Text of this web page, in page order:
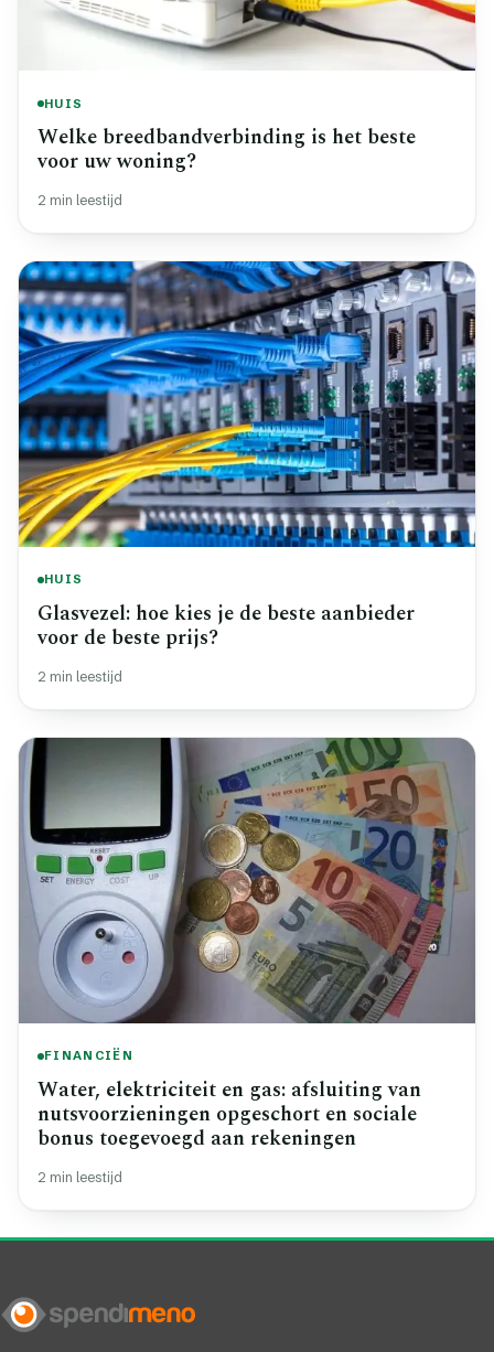
HUIS
Welke breedbandverbinding is het beste
voor uw woning?
2 min leestijd
HUIS
Glasvezel: hoe kies je de beste aanbieder
voor de beste prijs?
2 min leestijd
FINANCIËN
Water, elektriciteit en gas: afsluiting van
nutsvoorzieningen opgeschort en sociale
bonus toegevoegd aan rekeningen
2 min leestijd